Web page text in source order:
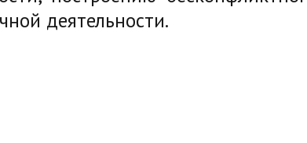
деятельности.